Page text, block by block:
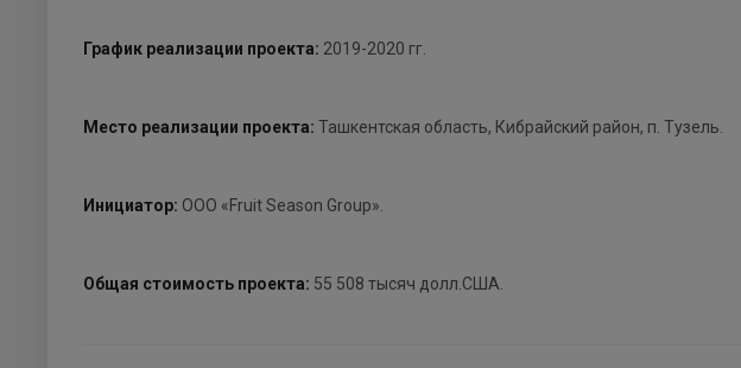
График реализации проекта: 2019-2020 гг.
Место реализации проекта: Ташкентская область, Кибрайский район, п. Тузель.
Инициатор: ООО «Fruit Season Group».
Общая стоимость проекта: 55 508 тысяч долл.США.